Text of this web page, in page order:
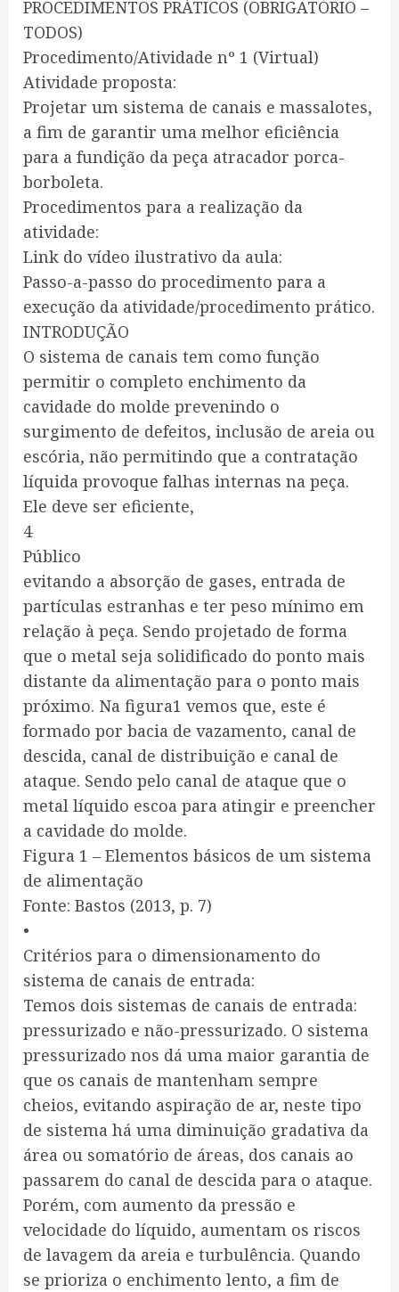
PROCEDIMENTOS PRÁTICOS (OBRIGATÓRIO –
TODOS)
Procedimento/Atividade nº 1 (Virtual)
Atividade proposta:
Projetar um sistema de canais e massalotes,
a fim de garantir uma melhor eficiência
para a fundição da peça atracador porca-
borboleta.
Procedimentos para a realização da
atividade:
Link do vídeo ilustrativo da aula:
Passo-a-passo do procedimento para a
execução da atividade/procedimento prático.
INTRODUÇÃO
O sistema de canais tem como função
permitir o completo enchimento da
cavidade do molde prevenindo o
surgimento de defeitos, inclusão de areia ou
escória, não permitindo que a contratação
líquida provoque falhas internas na peça.
Ele deve ser eficiente,
4
Público
evitando a absorção de gases, entrada de
partículas estranhas e ter peso mínimo em
relação à peça. Sendo projetado de forma
que o metal seja solidificado do ponto mais
distante da alimentação para o ponto mais
próximo. Na figura1 vemos que, este é
formado por bacia de vazamento, canal de
descida, canal de distribuição e canal de
ataque. Sendo pelo canal de ataque que o
metal líquido escoa para atingir e preencher
a cavidade do molde.
Figura 1 – Elementos básicos de um sistema
de alimentação
Fonte: Bastos (2013, p. 7)
•
Critérios para o dimensionamento do
sistema de canais de entrada:
Temos dois sistemas de canais de entrada:
pressurizado e não-pressurizado. O sistema
pressurizado nos dá uma maior garantia de
que os canais de mantenham sempre
cheios, evitando aspiração de ar, neste tipo
de sistema há uma diminuição gradativa da
área ou somatório de áreas, dos canais ao
passarem do canal de descida para o ataque.
Porém, com aumento da pressão e
velocidade do líquido, aumentam os riscos
de lavagem da areia e turbulência. Quando
se prioriza o enchimento lento, a fim de